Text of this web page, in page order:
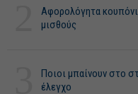
Αφορολόγητα
μισθούς
Ποιοι μπαίνουν στο
έλεγχο